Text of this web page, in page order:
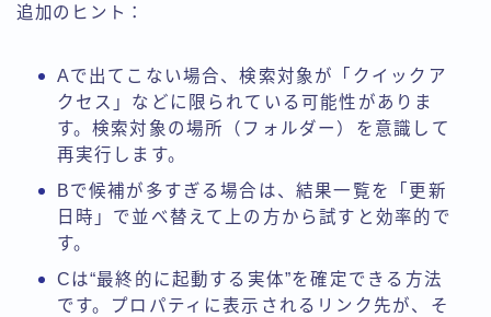
追加のヒント：
Aで出てこない場合、検索対象が「クイックア
クセス」などに限られている可能性がありま
す。検索対象の場所（フォルダー）を意識して
再実行します。
Bで候補が多すぎる場合は、結果一覧を「更新
日時」で並べ替えて上の方から試すと効率的で
す。
Cは“最終的に起動する実体”を確定できる方法
です。プロパティに表示されるリンク先が、そ